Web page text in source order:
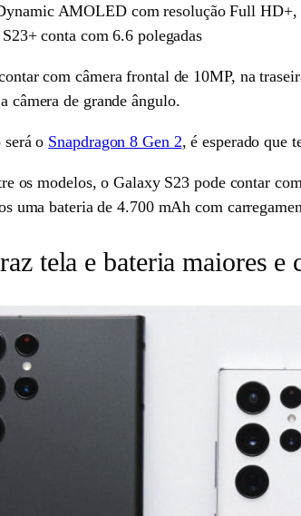
AMOLED com resolução Full
conta com 6.6 polegadas
com câmera frontal de 10MP, na
câmera de grande ângulo.
o Snapdragon 8 Gen 2, é esperado que
os modelos, o Galaxy S23 pode contar
uma bateria de 4.700 mAh com
tela e bateria maiores e